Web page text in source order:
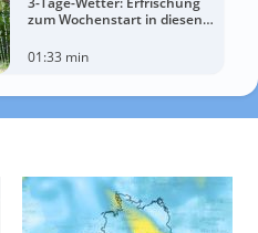
zum Wochenstart in diesen
01:33 min